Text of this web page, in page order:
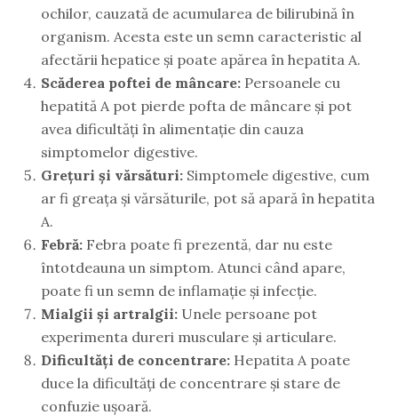
ochilor, cauzată de acumularea de bilirubină în
organism. Acesta este un semn caracteristic al
afectării hepatice și poate apărea în hepatita A.
Scăderea poftei de mâncare: Persoanele cu
hepatită A pot pierde pofta de mâncare și pot
avea dificultăți în alimentație din cauza
simptomelor digestive.
Grețuri și vărsături: Simptomele digestive, cum
ar fi greața și vărsăturile, pot să apară în hepatita
A.
Febră: Febra poate fi prezentă, dar nu este
întotdeauna un simptom. Atunci când apare,
poate fi un semn de inflamație și infecție.
Mialgii și artralgii: Unele persoane pot
experimenta dureri musculare și articulare.
Dificultăți de concentrare: Hepatita A poate
duce la dificultăți de concentrare și stare de
confuzie ușoară.